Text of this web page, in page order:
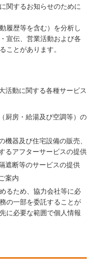
関するお知らせのために
履歴等を含む）を分析し
宣伝、営業活動および各
ことがあります。
活動に関する各種サービス
厨房・給湯及び空調等）の
機器及び住宅設備の販売、
るアフターサービスの提供
遮断等のサービスの提供
案内
るため、協力会社等に必
の一部を委託することが
に必要な範囲で個人情報